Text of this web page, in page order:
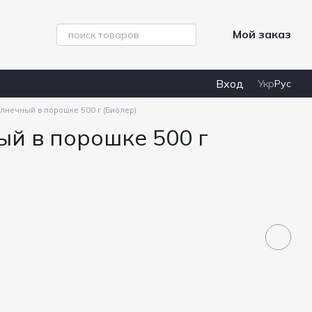
Мой заказ
Вход УкрРус
в порошке 500 г (Биолер)
в порошке 500 г